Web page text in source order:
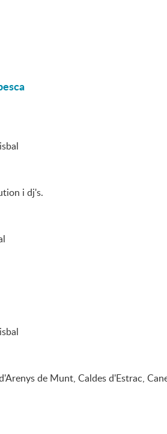
i dj's.
de Munt, Caldes d'Estrac,